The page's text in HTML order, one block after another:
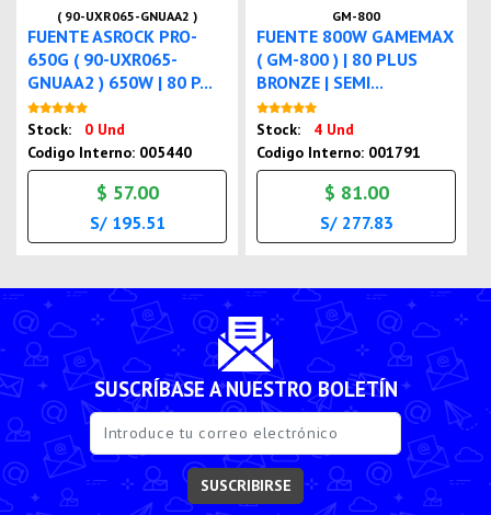
( 90-UXR065-GNUAA2 )
FUENTE ASROCK PRO-
650G ( 90-UXR065-
GNUAA2 ) 650W | 80 P...
Stock:
0 Und
Codigo Interno: 005440
$ 57.00
S/ 195.51
GM-800
FUENTE 800W GAMEMAX
( GM-800 ) | 80 PLUS
BRONZE | SEMI...
Stock:
4 Und
Codigo Interno: 001791
$ 81.00
S/ 277.83
SUSCRÍBASE A NUESTRO BOLETÍN
SUSCRIBIRSE